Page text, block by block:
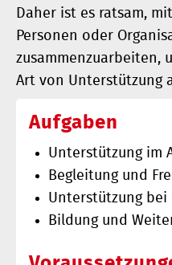
Daher ist es ratsam,
Personen oder
zusammenzuarbeiten,
Art von Unterstützung
Aufgaben
Unterstützung im
Begleitung und
Unterstützung
Bildung und